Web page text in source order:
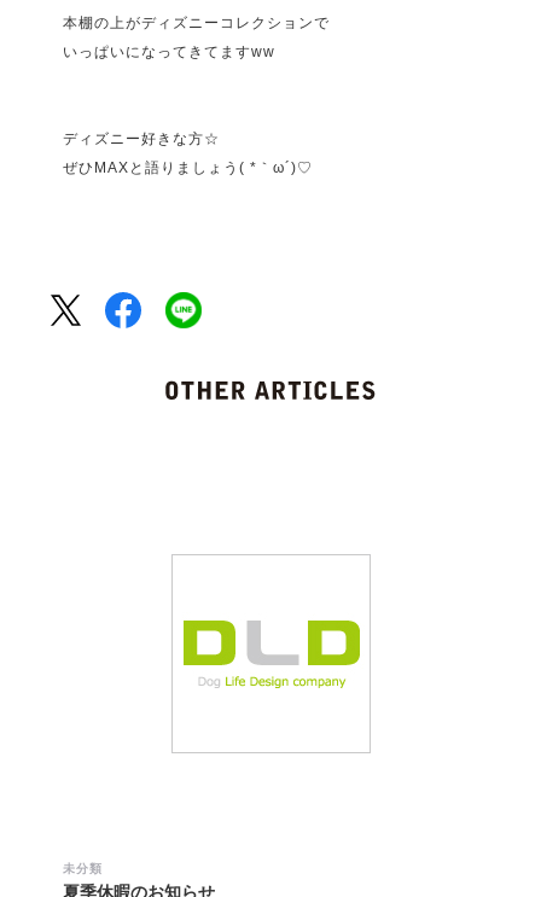
本棚の上がディズニーコレクションで
いっぱいになってきてますww
ディズニー好きな方☆
ぜひMAXと語りましょう( *｀ω´)♡
未分類
夏季休暇のお知らせ